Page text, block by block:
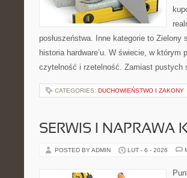
posłuszeństwa. Inne kategorie to
historia hardware’u. W świecie, w
czytelność i rzetelność. Zamiast pustych
CATEGORIES: DUCHOWIEŃSTWO I ZAKONY
SERWIS I NAPRAWA
POSTED BY ADMIN LUT - 6 - 2026